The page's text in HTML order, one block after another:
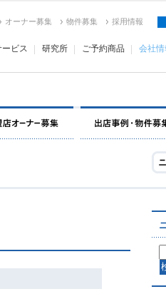
オーナー募集 物件募集 採用情報
ービス 研究所 ご予約商品 会社情